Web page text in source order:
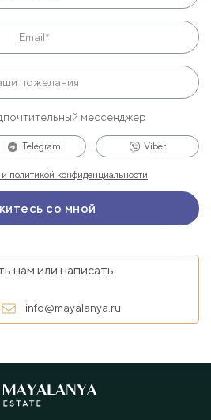
мессенджер
Telegram Viber
политикой конфиденциальности
нам или написать
info@mayalanya.ru